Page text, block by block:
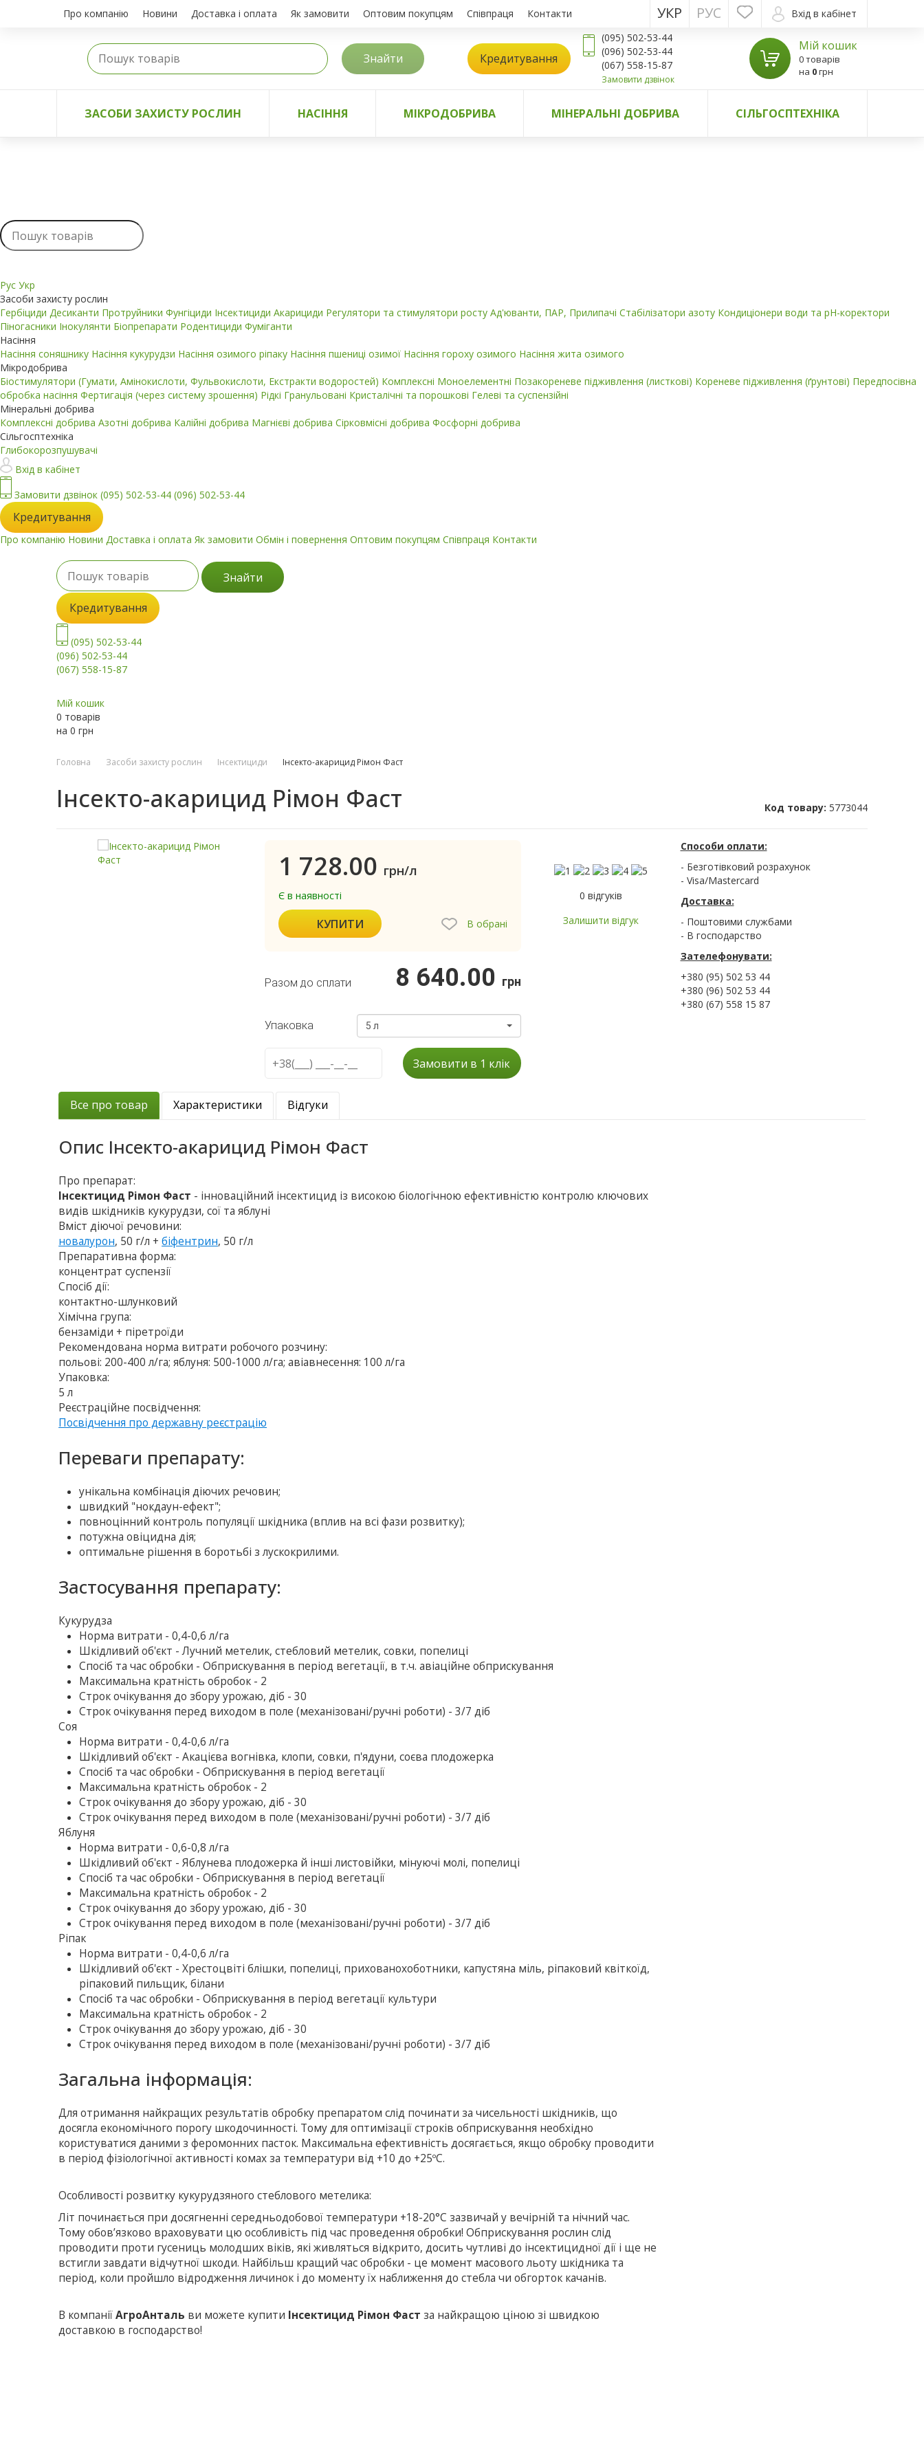
Про компанію Новини Доставка і оплата Як замовити Оптовим покупцям Співпраця Контакти Вхід в кабінет
РУС
УКР
Знайти Кредитування
(095) 502-53-44
(096) 502-53-44
(067) 558-15-87
Замовити дзвінок
Мій кошик
0 товарів
на 0грн
ЗАСОБИ ЗАХИСТУ РОСЛИН НАСІННЯ МІКРОДОБРИВА МІНЕРАЛЬНІ ДОБРИВА СІЛЬГОСПТЕХНІКА
Рус Укр
Засоби захисту рослин
Гербіциди Десиканти Протруйники Фунгіциди Інсектициди Акарициди Регулятори та стимулятори росту Ад'юванти, ПАР, Прилипачі Стабілізатори азоту Кондиціонери води та pH-коректори
Піногасники Інокулянти Біопрепарати Родентициди Фуміганти
Насіння
Насіння соняшнику Насіння кукурудзи Насіння озимого ріпаку Насіння пшениці озимої Насіння гороху озимого Насіння жита озимого
Мікродобрива
Біостимулятори (Гумати, Амінокислоти, Фульвокислоти, Екстракти водоростей) Комплексні Моноелементні Позакореневе підживлення (листкові) Кореневе підживлення (ґрунтові) Передпосівна
обробка насіння Фертигація (через систему зрошення) Рідкі Гранульовані Кристалічні та порошкові Гелеві та суспензійні
Мінеральні добрива
Комплексні добрива Азотні добрива Калійні добрива Магнієві добрива Сірковмісні добрива Фосфорні добрива
Сільгосптехніка
Глибокорозпушувачі
Вхід в кабінет
Замовити дзвінок (095) 502-53-44 (096) 502-53-44
Кредитування
Про компанію Новини Доставка і оплата Як замовити Обмін і повернення Оптовим покупцям Співпраця Контакти
Знайти
Кредитування
(095) 502-53-44
(096) 502-53-44
(067) 558-15-87
Мій кошик
0 товарів
на 0 грн
Головна Засоби захисту рослин Інсектициди Інсекто-акарицид Рімон Фаст
Інсекто-акарицид Рімон Фаст Код товару: 5773044
1 728.00 грн/л
Є в наявності
КУПИТИ В обрані
Разом до сплати 8 640.00 грн
Упаковка 5 л
0 відгуків
Залишити відгук
Замовити в 1 клік
Способи оплати:
- Безготівковий розрахунок
- Visa/Mastercard
Доставка:
- Поштовими службами
- В господарство
Зателефонувати:
+380 (95) 502 53 44
+380 (96) 502 53 44
+380 (67) 558 15 87
Все про товар Характеристики Відгуки
Опис Інсекто-акарицид Рімон Фаст
Про препарат:
Інсектицид Рімон Фаст - інноваційний інсектицид із високою біологічною ефективністю контролю ключових
видів шкідників кукурудзи, сої та яблуні
Вміст діючої речовини:
новалурон, 50 г/л +біфентрин, 50 г/л
Препаративна форма:
концентрат суспензії
Спосіб дії:
контактно-шлунковий
Хімічна група:
бензаміди + піретроїди
Рекомендована норма витрати робочого розчину:
польові: 200-400 л/га; яблуня: 500-1000 л/га; авіавнесення: 100 л/га
Упаковка:
5 л
Реєстраційне посвідчення:
Посвідчення про державну реєстрацію
Переваги препарату:
унікальна комбінація діючих речовин;
швидкий "нокдаун-ефект";
повноцінний контроль популяції шкідника (вплив на всі фази розвитку);
потужна овіцидна дія;
оптимальне рішення в боротьбі з лускокрилими.
Застосування препарату:
Кукурудза
Норма витрати - 0,4-0,6 л/га
Шкідливий об'єкт - Лучний метелик, стебловий метелик, совки, попелиці
Спосіб та час обробки - Обприскування в період вегетації, в т.ч. авіаційне обприскування
Максимальна кратність обробок - 2
Строк очікування до збору урожаю, діб - 30
Строк очікування перед виходом в поле (механізовані/ручні роботи) - 3/7 діб
Соя
Норма витрати - 0,4-0,6 л/га
Шкідливий об'єкт - Акацієва вогнівка, клопи, совки, п'ядуни, соєва плодожерка
Спосіб та час обробки - Обприскування в період вегетації
Максимальна кратність обробок - 2
Строк очікування до збору урожаю, діб - 30
Строк очікування перед виходом в поле (механізовані/ручні роботи) - 3/7 діб
Яблуня
Норма витрати - 0,6-0,8 л/га
Шкідливий об'єкт - Яблунева плодожерка й інші листовійки, мінуючі молі, попелиці
Спосіб та час обробки - Обприскування в період вегетації
Максимальна кратність обробок - 2
Строк очікування до збору урожаю, діб - 30
Строк очікування перед виходом в поле (механізовані/ручні роботи) - 3/7 діб
Ріпак
Норма витрати - 0,4-0,6 л/га
Шкідливий об'єкт - Хрестоцвіті блішки, попелиці, прихованохоботники, капустяна міль, ріпаковий квіткоїд,
ріпаковий пильщик, білани
Спосіб та час обробки - Обприскування в період вегетації культури
Максимальна кратність обробок - 2
Строк очікування до збору урожаю, діб - 30
Строк очікування перед виходом в поле (механізовані/ручні роботи) - 3/7 діб
Загальна інформація:
Для отримання найкращих результатів обробку препаратом слід починати за чисельності шкідників, що
досягла економічного порогу шкодочинності. Тому для оптимізації строків обприскування необхідно
користуватися даними з феромонних пасток. Максимальна ефективність досягається, якщо обробку проводити
в період фізіологічної активності комах за температури від +10 до +25ºС.
Особливості розвитку кукурудзяного стеблового метелика:
Літ починається при досягненні середньодобової температури +18-20°С зазвичай у вечірній та нічний час.
Тому обов’язково враховувати цю особливість під час проведення обробки! Обприскування рослин слід
проводити проти гусениць молодших віків, які живляться відкрито, досить чутливі до інсектицидної дії і ще не
встигли завдати відчутної шкоди. Найбільш кращий час обробки - це момент масового льоту шкідника та
період, коли пройшло відродження личинок і до моменту їх наближення до стебла чи обгорток качанів.
В компаніїАгроАнталь ви можете купити Інсектицид Рімон Фастза найкращою ціною зі швидкою
доставкою в господарство!